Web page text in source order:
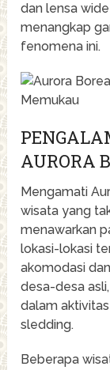
dan lensa
menangkap
fenomena ini.
AURORA
Mengamati
wisata yang
menawarkan
lokasi-lokasi
akomodasi
desa-desa
dalam
sledding.
Beberapa